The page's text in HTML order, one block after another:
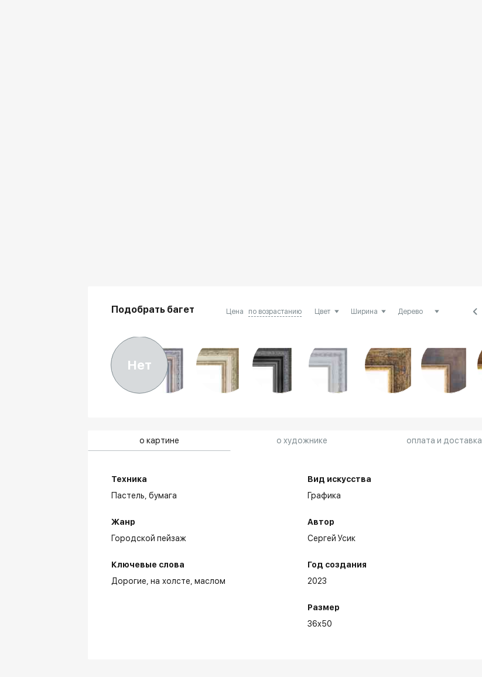
Подобрать багет Цена по возрастанию
Нет
о картине о художнике оплата и доставка
Техника
Пастель,бумага
Жанр
Городской пейзаж
Ключевые слова
Дорогие на холсте маслом
Вид искусства
Графика
Автор
Сергей Усик
Год создания
2023
Размер
36x50